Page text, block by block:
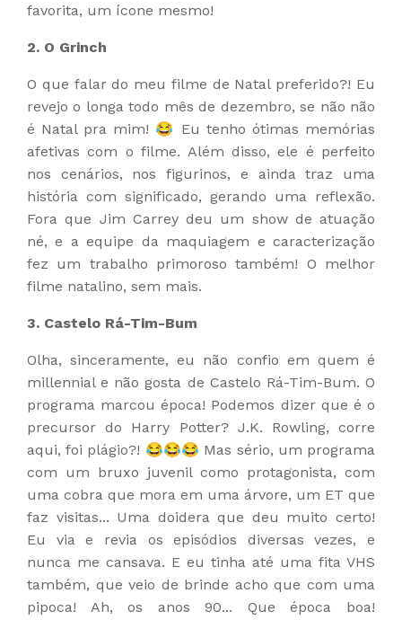
favorita, um ícone mesmo!
2. O Grinch
O que falar do meu filme de Natal preferido?! Eu
revejo o longa todo mês de dezembro, se não não
é Natal pra mim! 😂 Eu tenho ótimas memórias
afetivas com o filme. Além disso, ele é perfeito
nos cenários, nos figurinos, e ainda traz uma
história com significado, gerando uma reflexão.
Fora que Jim Carrey deu um show de atuação
né, e a equipe da maquiagem e caracterização
fez um trabalho primoroso também! O melhor
filme natalino, sem mais.
3. Castelo Rá-Tim-Bum
Olha, sinceramente, eu não confio em quem é
millennial e não gosta de Castelo Rá-Tim-Bum. O
programa marcou época! Podemos dizer que é o
precursor do Harry Potter? J.K. Rowling, corre
aqui, foi plágio?! 😂😂😂 Mas sério, um programa
com um bruxo juvenil como protagonista, com
uma cobra que mora em uma árvore, um ET que
faz visitas... Uma doidera que deu muito certo!
Eu via e revia os episódios diversas vezes, e
nunca me cansava. E eu tinha até uma fita VHS
também, que veio de brinde acho que com uma
pipoca! Ah, os anos 90... Que época boa!